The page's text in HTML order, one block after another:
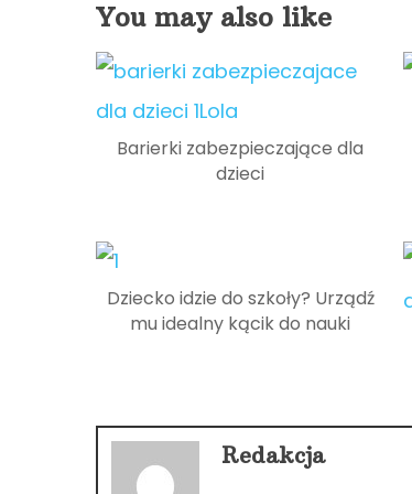
You may also like
Barierki zabezpieczające dla
dzieci
Dziecko idzie do szkoły? Urządź
mu idealny kącik do nauki
Redakcja